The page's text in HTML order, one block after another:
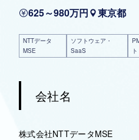
625～980万円 東京都
NTTデータ
MSE
ソフトウェア・
SaaS
ト
会社名
株式会社NTTデータMSE